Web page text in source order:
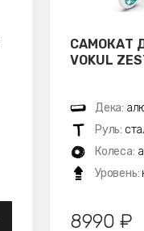
САМОКАТ
VOKUL
Дека:
Руль:
Колеса:
Уровень:
8990 ₽